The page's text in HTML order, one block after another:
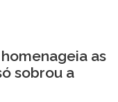
as
sobrou a